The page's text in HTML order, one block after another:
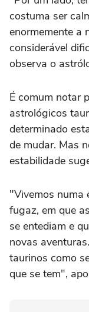
costuma ser
enormemente a
considerável
observa o
É comum notar
astrológicos
determinado
de mudar. Mas
estabilidade
"Vivemos numa
fugaz, em que
se entediam e
novas
taurinos como
que se tem",